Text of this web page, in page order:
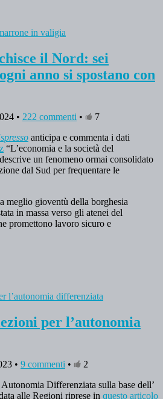
il Nord: sei
anno si spostano con
• 222 commenti •
7
anticipa e commenta i dati
“L’economia e la società del
un fenomeno ormai consolidato
dal Sud per frequentare le
meglio gioventù della borghesia
in massa verso gli atenei del
promettono lavoro sicuro e
per l’autonomia
• 9 commenti •
2
Differenziata sulla base dell’
alle Regioni riprese in questo articolo